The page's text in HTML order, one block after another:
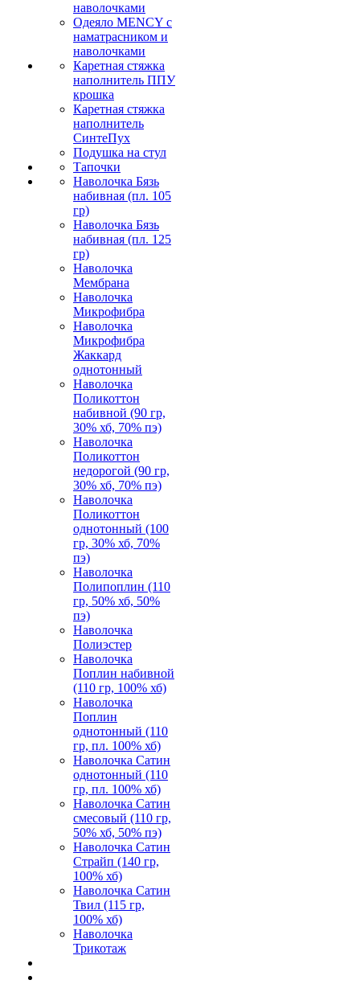
наволочками
Одеяло MENCY с
наматрасником и
наволочками
Каретная стяжка
наполнитель ППУ
крошка
Каретная стяжка
наполнитель
СинтеПух
Подушка на стул
Тапочки
Наволочка Бязь
набивная (пл. 105
гр)
Наволочка Бязь
набивная (пл. 125
гр)
Наволочка
Мембрана
Наволочка
Микрофибра
Наволочка
Микрофибра
Жаккард
однотонный
Наволочка
Поликоттон
набивной (90 гр,
30% хб, 70% пэ)
Наволочка
Поликоттон
недорогой (90 гр,
30% хб, 70% пэ)
Наволочка
Поликоттон
однотонный (100
гр, 30% хб, 70%
пэ)
Наволочка
Полипоплин (110
гр, 50% хб, 50%
пэ)
Наволочка
Полиэстер
Наволочка
Поплин набивной
(110 гр, 100% хб)
Наволочка
Поплин
однотонный (110
гр, пл. 100% хб)
Наволочка Сатин
однотонный (110
гр, пл. 100% хб)
Наволочка Сатин
смесовый (110 гр,
50% хб, 50% пэ)
Наволочка Сатин
Страйп (140 гр,
100% хб)
Наволочка Сатин
Твил (115 гр,
100% хб)
Наволочка
Трикотаж